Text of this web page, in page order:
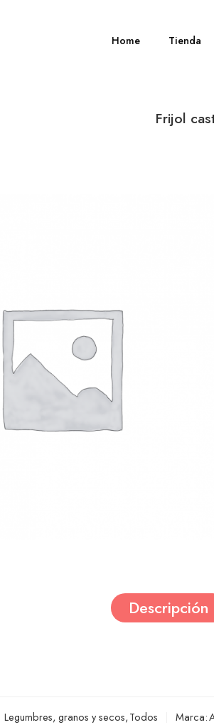
Home Tienda
Frijol
Descripción
Legumbres, granos y secos,Todos Marca: